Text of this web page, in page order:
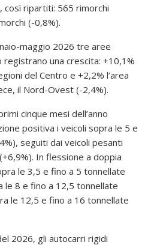
così ripartiti: 565 rimorchi
(-0,8%).
maggio 2026 tre aree
una crescita: +10,1%
del Centro e +2,2% l’area
il Nord-Ovest (-2,4%).
cinque mesi dell’anno
positiva i veicoli sopra le 5 e
seguiti dai veicoli pesanti
In flessione a doppia
le 3,5 e fino a 5 tonnellate
le 8 e fino a 12,5 tonnellate
le 12,5 e fino a 16 tonnellate
2026, gli autocarri rigidi